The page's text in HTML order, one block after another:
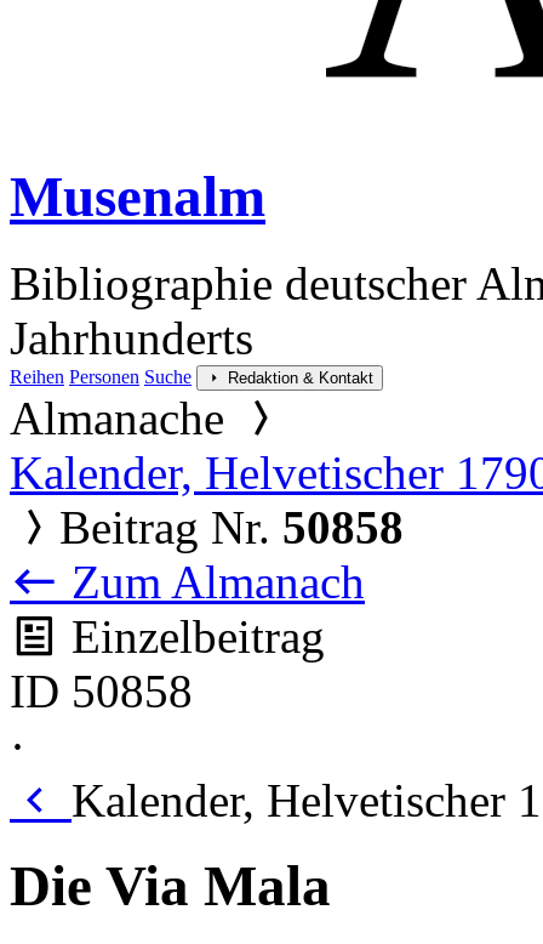
Musenalm
Bibliographie deutscher
Jahrhunderts
Reihen Personen Suche Redaktion & Kontakt
Almanache
Kalender, Helvetischer
Beitrag Nr. 50858
Zum Almanach
Einzelbeitrag
ID 50858
·
Kalender, Helvetischer
Die Via Mala